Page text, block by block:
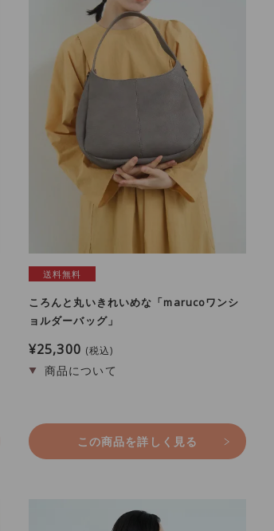
送料無料
ころんと丸いきれいめな「marucoワンシ
ョルダーバッグ」
¥25,300 税込
この商品を詳しく見る